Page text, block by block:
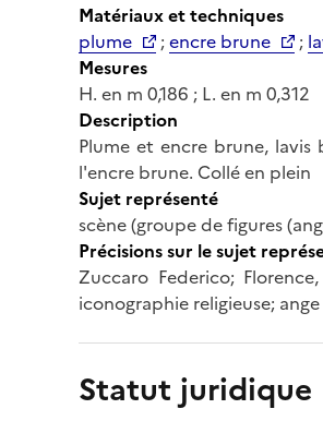
Matériaux et techniques
plume
;encre brune ;
Mesures
H. en m 0,186 ; L. en m 0,312
Description
Plume et encre brune,
l'encre brune. Collé en plein
Sujet représenté
scène (groupe de figures
Précisions sur le sujet
Zuccaro Federico;
iconographie religieuse;
Statut juridique